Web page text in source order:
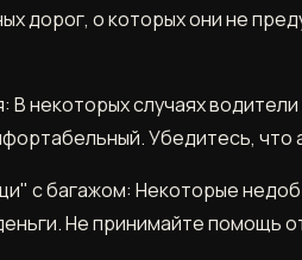
дорог, о которых они не
некоторых случаях
Убедитесь,
с багажом: Некоторые
Не принимайте помощь